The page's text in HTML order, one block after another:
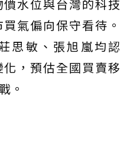
水位與台灣的科技
氣偏向保守看待。
思敏、張旭嵐均認
，預估全國買賣移
。